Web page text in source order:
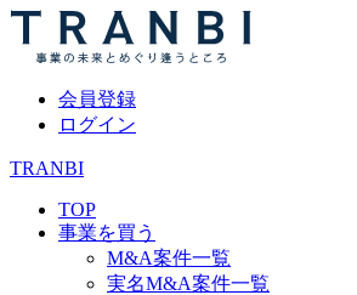
会員登録
ログイン
TRANBI
TOP
事業を買う
M&A案件一覧
実名M&A案件一覧